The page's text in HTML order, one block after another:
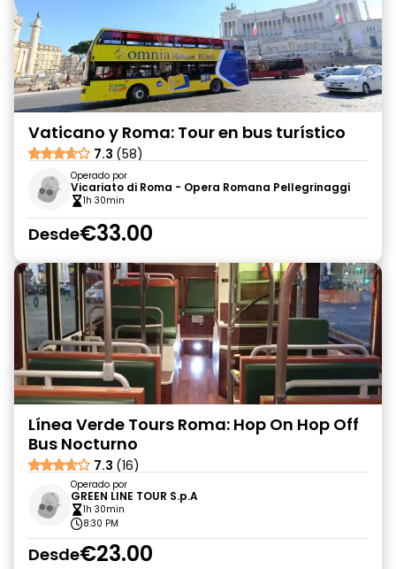
Vaticano y Roma: Tour en bus turístico
7.3 (58)
Operado por
Vicariato di Roma - Opera Romana Pellegrinaggi
1h 30min
Desde€33.00
Línea Verde Tours Roma: Hop On Hop Off
Bus Nocturno
7.3 (16)
Operado por
GREEN LINE TOUR S.p.A
1h 30min
8:30 PM
Desde€23.00